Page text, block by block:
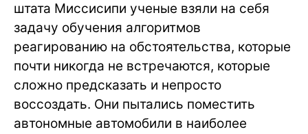
штата Миссисипи ученые взяли на себя
задачу обучения алгоритмов
реагированию на обстоятельства, которые
почти никогда не встречаются, которые
сложно предсказать и непросто
воссоздать. Они пытались поместить
автономные автомобили в наиболее